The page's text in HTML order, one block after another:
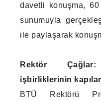
davetli konuşma,
sunumuyla
ile paylaşarak
Rektör
işbirliklerinin
BTÜ Rektörü